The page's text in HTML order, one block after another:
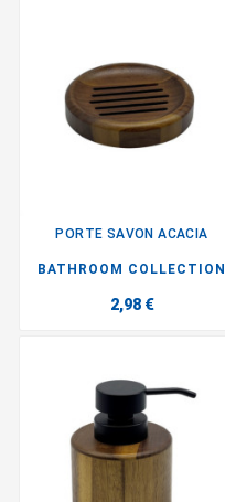
PORTE SAVON ACACIA
BATHROOM COLLECTION
2,98 €